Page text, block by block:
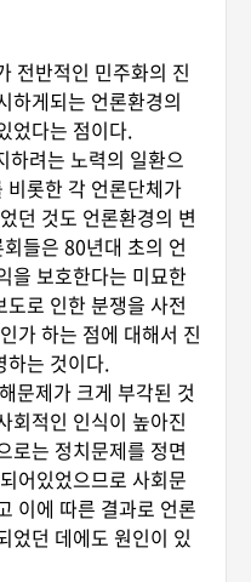
전반적인 민주화의 진
하게되는 언론환경의
었다는 점이다.
하려는 노력의 일환으
롯한 각 언론단체가
던 것도 언론환경의 변
들은 80년대 초의 언
을 보호한다는 미묘한
로 인한 분쟁을 사전
가 하는 점에 대해서 진
하는 것이다.
문제가 크게 부각된 것
회적인 인식이 높아진
로는 정치문제를 정면
어있었으므로 사회문
이에 따른 결과로 언론
었던 데에도 원인이 있